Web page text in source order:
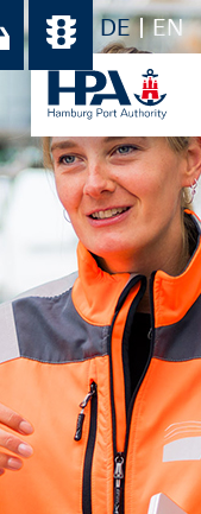
DE EN
Ihr Download-